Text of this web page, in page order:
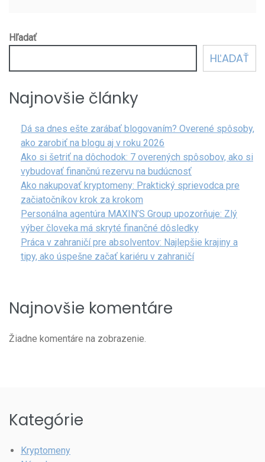
Hľadať
HĽADAŤ
Najnovšie články
Dá sa dnes ešte zarábať blogovaním? Overené spôsoby,
ako zarobiť na blogu aj v roku 2026
Ako si šetriť na dôchodok: 7 overených spôsobov, ako si
vybudovať finančnú rezervu na budúcnosť
Ako nakupovať kryptomeny: Praktický sprievodca pre
začiatočníkov krok za krokom
Personálna agentúra MAXIN’S Group upozorňuje: Zlý
výber človeka má skryté finančné dôsledky
Práca v zahraničí pre absolventov: Najlepšie krajiny a
tipy, ako úspešne začať kariéru v zahraničí
Najnovšie komentáre
Žiadne komentáre na zobrazenie.
Kategórie
Kryptomeny